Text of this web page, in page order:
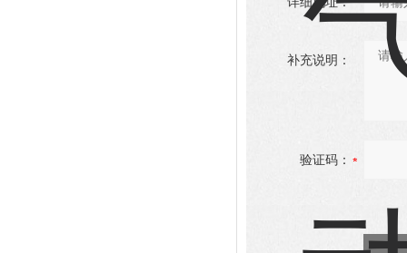
补充说明：
验证码：